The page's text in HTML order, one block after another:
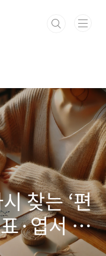
찾는 ‘편
·엽서 모